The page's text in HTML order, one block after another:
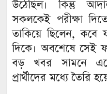
উঠেছিল। কিন্তু
সকলকেই পরীক্ষা
তাকিয়ে ছিলেন,
দিকে। অবশেষে সেই
বড় খবর সামনে
প্রার্থীদের মধ্যে তৈরি